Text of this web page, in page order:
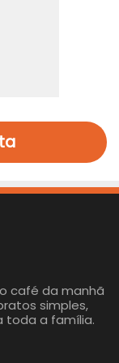
café da manhã
simples,
toda a família.